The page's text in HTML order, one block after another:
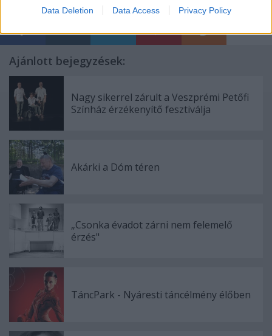
Data Deletion Data Access Privacy Policy
Ajánlott bejegyzések:
Nagy sikerrel zárult a Veszprémi Petőfi
Színház érzékenyítő fesztiválja
Akárki a Dóm téren
„Csonka évadot zárni nem felemelő
érzés"
TáncPark - Nyáresti táncélmény élőben